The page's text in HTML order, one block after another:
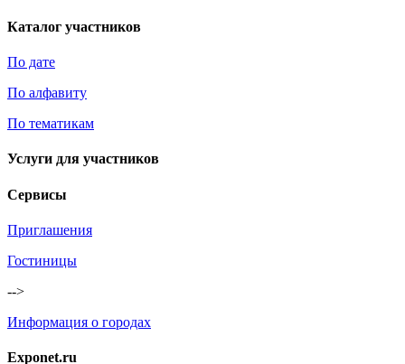
Каталог участников
По дате
По алфавиту
По тематикам
Услуги для участников
Сервисы
Приглашения
Гостиницы
-->
Информация о городах
Exponet.ru